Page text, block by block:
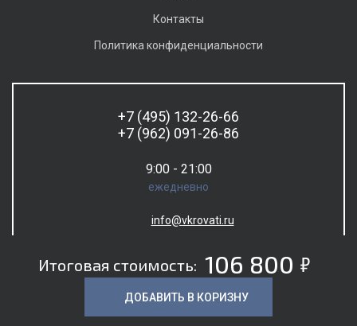
Итоговая стоимость: 106 800 5
ДОБАВИТЬ В КОРИЗНУ
Контакты
Политика конфиденциальности
+7 (495) 132-26-66
+7 (962) 091-26-86
9:00 - 21:00
ежедневно
info@vkrovati.ru
© 2026. Все права защищены